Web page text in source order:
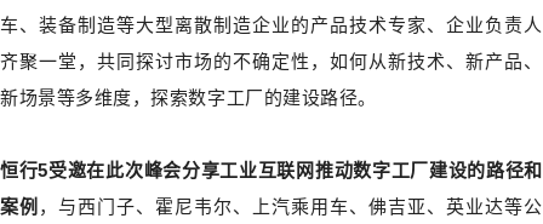
车、装备制造等大型离散制造企业的产品技术专家、企业负责人
齐聚一堂，共同探讨市场的不确定性，如何从新技术、新产品、
新场景等多维度，探索数字工厂的建设路径。
恒行5受邀在此次峰会分享工业互联网推动数字工厂建设的路径和
案例 ，与西门子、霍尼韦尔、上汽乘用车、佛吉亚、英业达等公